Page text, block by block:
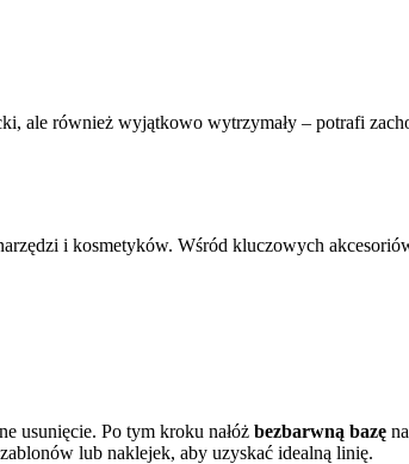
ale również wyjątkowo wytrzymały – potrafi
i kosmetyków. Wśród kluczowych
usunięcie. Po tym kroku nałóż bezbarwną bazę
lub naklejek, aby uzyskać idealną linię.